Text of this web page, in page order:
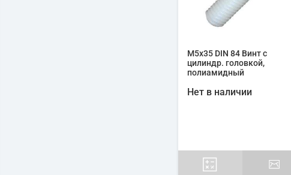
М5х35 DIN 84 Винт с
цилиндр. головкой,
полиамидный
Нет в наличии